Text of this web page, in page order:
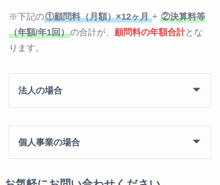
※下記の①顧問料（月額）×12ヶ月 + ②決算料等
（年額/年1回）の合計が、 顧問料の年額合計とな
ります。
法人の場合
個人事業の場合